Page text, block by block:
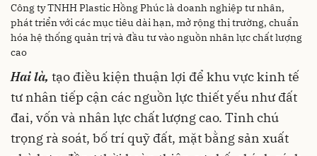
Công ty TNHH Plastic Hồng Phúc là doanh nghiệp tư nhân,
phát triển với các mục tiêu dài hạn, mở rộng thị trường, chuẩn
hóa hệ thống quản trị và đầu tư vào nguồn nhân lực chất lượng
cao
Hai là, tạo điều kiện thuận lợi để khu vực kinh tế
tư nhân tiếp cận các nguồn lực thiết yếu như đất
đai, vốn và nhân lực chất lượng cao. Tỉnh chú
trọng rà soát, bố trí quỹ đất, mặt bằng sản xuất